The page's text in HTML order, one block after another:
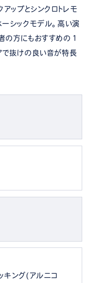
ップとシンクロトレモ
ーシックモデル。高い演
の方にもおすすめの１
で抜けの良い音が特長
キング(アルニコ